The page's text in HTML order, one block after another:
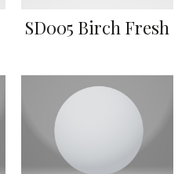
SD005 Birch Fresh